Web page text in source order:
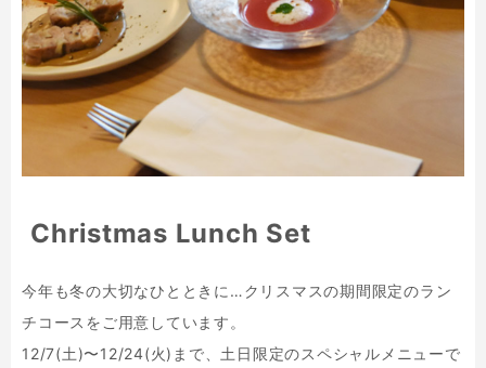
Christmas Lunch Set
今年も冬の大切なひとときに…クリスマスの期間限定のラン
チコースをご用意しています。
12/7(土)〜12/24(火)まで、土日限定のスペシャルメニューで